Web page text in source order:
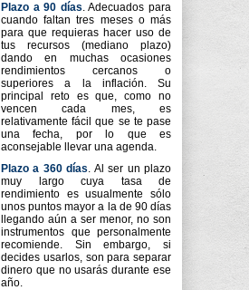
Plazo a 90 días. Adecuados para
cuando faltan tres meses o más
para que requieras hacer uso de
tus recursos (mediano plazo)
dando en muchas ocasiones
rendimientos cercanos o
superiores a la inflación. Su
principal reto es que, como no
vencen cada mes, es
relativamente fácil que se te pase
una fecha, por lo que es
aconsejable llevar una agenda.
Plazo a 360 días. Al ser un plazo
muy largo cuya tasa de
rendimiento es usualmente sólo
unos puntos mayor a la de 90 días
llegando aún a ser menor, no son
instrumentos que personalmente
recomiende. Sin embargo, si
decides usarlos, son para separar
dinero que no usarás durante ese
año.